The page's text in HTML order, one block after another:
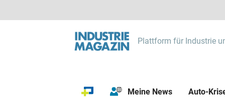
Plattform für Industrie
Meine News Auto-